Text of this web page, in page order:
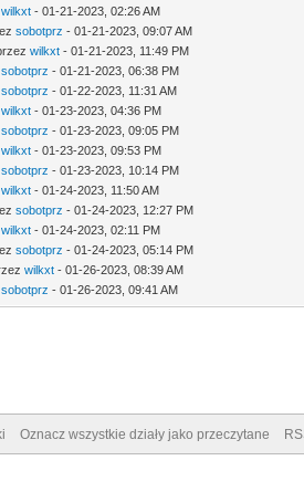
wilkxt - 01-21-2023, 02:26 AM
sobotprz - 01-21-2023, 09:07 AM
wilkxt - 01-21-2023, 11:49 PM
sobotprz - 01-21-2023, 06:38 PM
sobotprz - 01-22-2023, 11:31 AM
wilkxt - 01-23-2023, 04:36 PM
sobotprz - 01-23-2023, 09:05 PM
wilkxt - 01-23-2023, 09:53 PM
sobotprz - 01-23-2023, 10:14 PM
wilkxt - 01-24-2023, 11:50 AM
sobotprz - 01-24-2023, 12:27 PM
wilkxt - 01-24-2023, 02:11 PM
sobotprz - 01-24-2023, 05:14 PM
wilkxt - 01-26-2023, 08:39 AM
sobotprz - 01-26-2023, 09:41 AM
Oznacz wszystkie działy jako przeczytane